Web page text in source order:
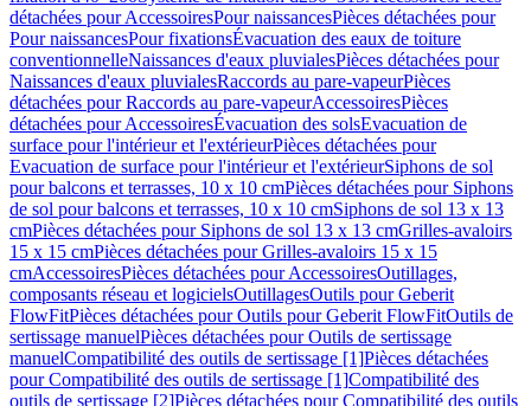
détachées pour AccessoiresPour naissancesPièces détachées pour
Pour naissancesPour fixationsÉvacuation des eaux de toiture
conventionnelleNaissances d'eaux pluvialesPièces détachées pour
Naissances d'eaux pluvialesRaccords au pare-vapeurPièces
détachées pour Raccords au pare-vapeurAccessoiresPièces
détachées pour AccessoiresÉvacuation des solsEvacuation de
surface pour l'intérieur et l'extérieurPièces détachées pour
Evacuation de surface pour l'intérieur et l'extérieurSiphons de sol
pour balcons et terrasses, 10 x 10 cmPièces détachées pour Siphons
de sol pour balcons et terrasses, 10 x 10 cmSiphons de sol 13 x 13
cmPièces détachées pour Siphons de sol 13 x 13 cmGrilles-avaloirs
15 x 15 cmPièces détachées pour Grilles-avaloirs 15 x 15
cmAccessoiresPièces détachées pour AccessoiresOutillages,
composants réseau et logicielsOutillagesOutils pour Geberit
FlowFitPièces détachées pour Outils pour Geberit FlowFitOutils de
sertissage manuelPièces détachées pour Outils de sertissage
manuelCompatibilité des outils de sertissage [1]Pièces détachées
pour Compatibilité des outils de sertissage [1]Compatibilité des
outils de sertissage [2]Pièces détachées pour Compatibilité des outils